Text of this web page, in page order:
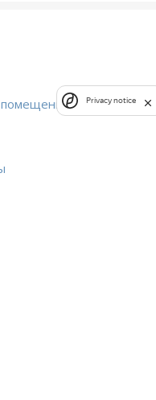
Privacy notice